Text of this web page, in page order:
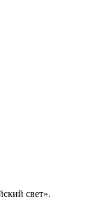
свет».